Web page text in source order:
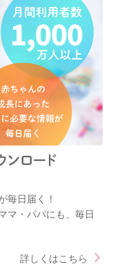
毎日届く！
マ・パパにも、毎日
詳しくはこちら